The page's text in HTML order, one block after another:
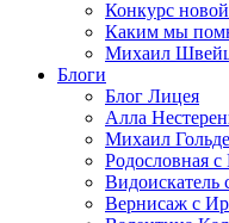
Конкурс
Каким мы
Михаил
Блоги
Блог Лицея
Алла
Михаил
Родословная
Вернисаж с